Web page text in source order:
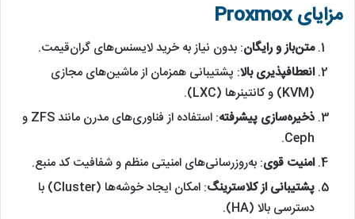
مزایای Proxmox
متن‌باز و رایگان: بدون نیاز به خرید لایسنس‌های گران‌قیمت.
انعطافپذیری بالا: پشتیبانی همزمان از ماشین‌های مجازی
(KVM) و کانتینرها (LXC).
ذخیره‌سازی پیشرفته
: استفاده از فناوری‌های مدرن مانند ZFS و
Ceph.
امنیت قوی: به‌روزرسانی‌های امنیتی منظم و شفافیت کد منبع.
پشتیبانی از کلاسترینگ
: امکان ایجاد خوشه‌ها (Cluster) با
دسترسی بالا (HA).